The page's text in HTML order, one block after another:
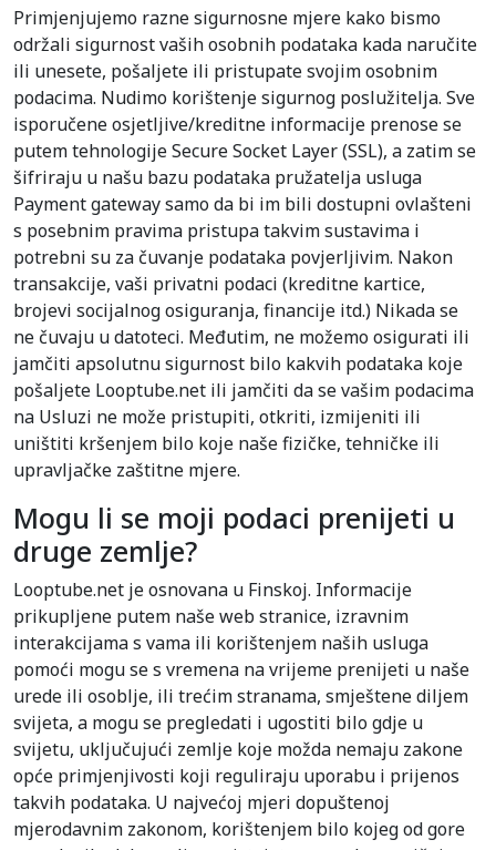
Primjenjujemo razne sigurnosne mjere kako bismo
održali sigurnost vaših osobnih podataka kada naručite
ili unesete, pošaljete ili pristupate svojim osobnim
podacima. Nudimo korištenje sigurnog poslužitelja. Sve
isporučene osjetljive/kreditne informacije prenose se
putem tehnologije Secure Socket Layer (SSL), a zatim se
šifriraju u našu bazu podataka pružatelja usluga
Payment gateway samo da bi im bili dostupni ovlašteni
s posebnim pravima pristupa takvim sustavima i
potrebni su za čuvanje podataka povjerljivim. Nakon
transakcije, vaši privatni podaci (kreditne kartice,
brojevi socijalnog osiguranja, financije itd.) Nikada se
ne čuvaju u datoteci. Međutim, ne možemo osigurati ili
jamčiti apsolutnu sigurnost bilo kakvih podataka koje
pošaljete Looptube.net ili jamčiti da se vašim podacima
na Usluzi ne može pristupiti, otkriti, izmijeniti ili
uništiti kršenjem bilo koje naše fizičke, tehničke ili
upravljačke zaštitne mjere.
Mogu li se moji podaci prenijeti u
druge zemlje?
Looptube.net je osnovana u Finskoj. Informacije
prikupljene putem naše web stranice, izravnim
interakcijama s vama ili korištenjem naših usluga
pomoći mogu se s vremena na vrijeme prenijeti u naše
urede ili osoblje, ili trećim stranama, smještene diljem
svijeta, a mogu se pregledati i ugostiti bilo gdje u
svijetu, uključujući zemlje koje možda nemaju zakone
opće primjenjivosti koji reguliraju uporabu i prijenos
takvih podataka. U najvećoj mjeri dopuštenoj
mjerodavnim zakonom, korištenjem bilo kojeg od gore